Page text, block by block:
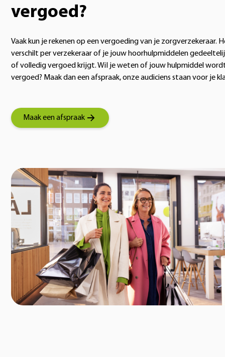
vergoed?
Vaak kun je rekenen op een vergoeding van je zorgverzekeraar.
verschilt per verzekeraar of je jouw hoorhulpmiddelen
of volledig vergoed krijgt. WiI je weten of jouw hulpmiddel
vergoed? Maak dan een afspraak, onze audiciens staan voor je
Maak een afspraak